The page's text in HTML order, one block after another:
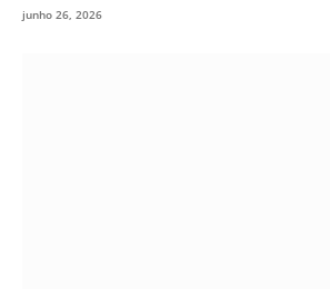
junho 26, 2026